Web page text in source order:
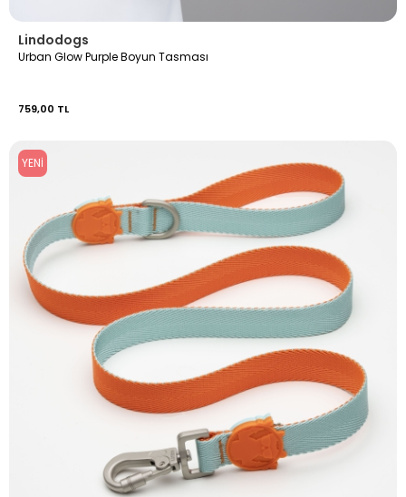
Lindodogs
Urban Glow Purple Boyun Tasması
759,00 TL
YENI